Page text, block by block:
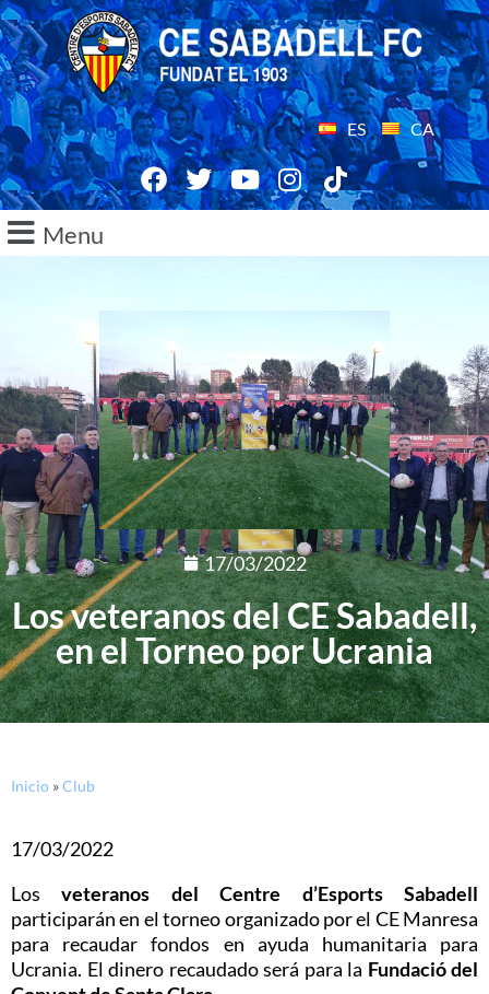
ES CA
Menu
17/03/2022
Los veteranos del CE Sabadell,
en el Torneo por Ucrania
Inicio »Club
17/03/2022
Losveteranos del
Centre d’Esports Sabadell
participarán en el torneo organizado por el CE Manresa
para recaudar fondos en ayuda humanitaria para
Ucrania. El dinero recaudado será para la Fundació del